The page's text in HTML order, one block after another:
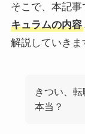
そこで、本記事
キュラムの内容
解説していきま
きつい、
本当？